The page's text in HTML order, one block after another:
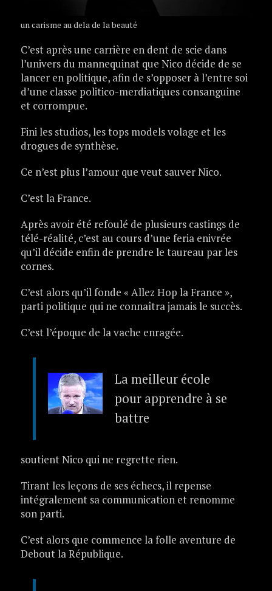
un carisme au dela de la beauté
C’est après une carrière en dent de scie dans
l’univers du mannequinat que Nico décide de se
lancer en politique, afin de s’opposer à l’entre soi
d’une classe politico-merdiatiques consanguine
et corrompue.
Fini les studios, les tops models volage et les
drogues de synthèse.
Ce n’est plus l’amour que veut sauver Nico.
C’est la France.
Après avoir été refoulé de plusieurs castings de
télé-réalité, c’est au cours d’une feria enivrée
qu’il décide enfin de prendre le taureau par les
cornes.
C’est alors qu’il fonde « Allez Hop la France »,
parti politique qui ne connaîtra jamais le succès.
C’est l’époque de la vache enragée.
La meilleur école
pour apprendre à se
battre
soutient Nico qui ne regrette rien.
Tirant les leçons de ses échecs, il repense
intégralement sa communication et renomme
son parti.
C’est alors que commence la folle aventure de
Debout la République.